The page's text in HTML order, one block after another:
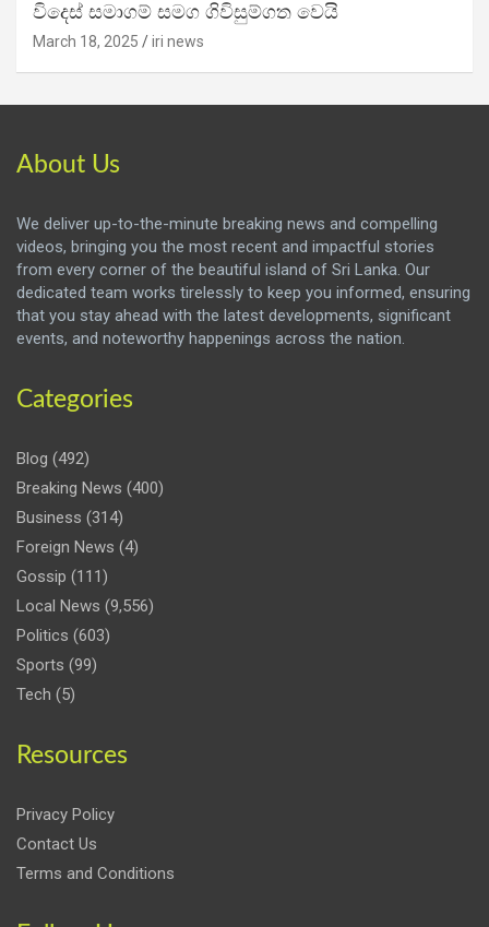
විදෙස් සමාගම් සමග ගිවිසුම්ගත වෙයි
March 18, 2025 iri news
About Us
We deliver up-to-the-minute breaking news and compelling
videos, bringing you the most recent and impactful stories
from every corner of the beautiful island of Sri Lanka. Our
dedicated team works tirelessly to keep you informed, ensuring
that you stay ahead with the latest developments, significant
events, and noteworthy happenings across the nation.
Categories
Blog (492)
Breaking News (400)
Business (314)
Foreign News (4)
Gossip (111)
Local News (9,556)
Politics (603)
Sports (99)
Tech (5)
Resources
Privacy Policy
Contact Us
Terms and Conditions